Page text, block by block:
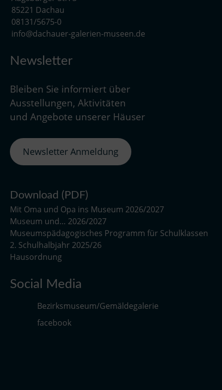
85221 Dachau
08131/5675-0
info@dachauer-galerien-museen.de
Newsletter
Bleiben Sie informiert über
Ausstellungen, Aktivitäten
und Angebote unserer Häuser
Newsletter Anmeldung
Download (PDF)
Mit Oma und Opa ins Museum 2026/2027
Museum und… 2026/2027
Museumspädagogisches Programm für Schulklassen
2. Schulhalbjahr 2025/26
Hausordnung
Social Media
Bezirksmuseum/Gemäldegalerie
facebook